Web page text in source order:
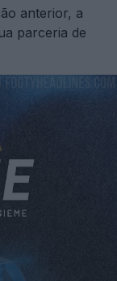
anterior, a
parceria de